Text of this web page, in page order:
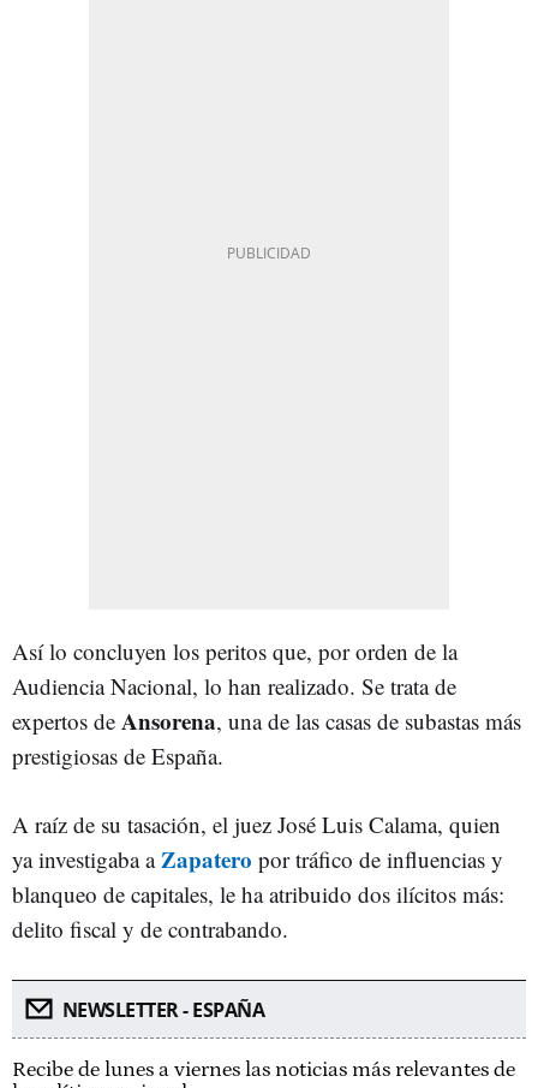
Así lo concluyen los peritos que, por orden de la
Audiencia Nacional, lo han realizado. Se trata de
expertos de Ansorena, una de las casas de subastas más
prestigiosas de España.
A raíz de su tasación, el juez José Luis Calama, quien
ya investigaba aZapatero por tráfico de influencias y
blanqueo de capitales, le ha atribuido dos ilícitos más:
delito fiscal y de contrabando.
NEWSLETTER - ESPAÑA
Recibe de lunes a viernes las noticias más relevantes de